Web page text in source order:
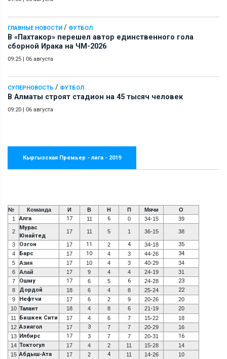
ГЛАВНЫЕ НОВОСТИ / ФУТБОЛ
В «Пахтакор» перешел автор единственного гола
сборной Ирака на ЧМ-2026
09:25 | 06 августа
СУПЕРНОВОСТЬ / ФУТБОЛ
В Алматы строят стадион на 45 тысяч человек
09:20 | 06 августа
Кыргызская Премьер - лига - 2019
№ Команда И В Н П Мячи
О
1
Алга 17 11 6 0 34-15 39
2
Мурас
Юнайтед
17 11 5 1 36-15 38
3 Озгон 17 11 2 4 34-18 35
4 Барс 17 10 4 3 44-26 34
5 Азия 17 10 4 3 40-29
34
6
Алай 17 9 4 4 24-19
31
7
Ошму 17 6 5 6 24-28 23
8 Дордой 18 6 4 8 25-24 22
9 Нефтчи 17 6 2 9 20-26
20
10 Талант 18 4 8 6 21-19
20
11
Бишкек Сити 17 4 6 7 15-22
18
12 Азиягол 17 3 7 7 20-29
16
13 Илбирс 17 3 7 7 20-31 16
14 Токтогул 17 4 2 11 15-28
14
15 Абдыш-Ата 17 2 4 11 14-26
10